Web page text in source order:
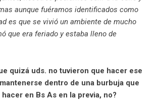
aunque fuéramos identificados como
es que se vivió un ambiente de mucho
que era feriado y estaba lleno de
quizá uds. no tuvieron que hacer ese
dentro de una burbuja que
en Bs As en la previa, no?